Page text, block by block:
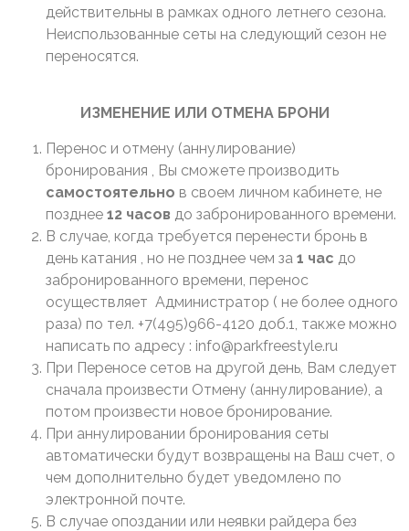
действительны в рамках одного летнего сезона.
Неиспользованные сеты на следующий сезон не
переносятся.
ИЗМЕНЕНИЕ ИЛИ ОТМЕНА БРОНИ
Перенос и отмену (аннулирование)
бронирования , Вы сможете производить
самостоятельно в своем личном кабинете, не
позднее 12 часов до забронированного времени.
В случае, когда требуется перенести бронь в
день катания , но не позднее чем за 1 час до
забронированного времени, перенос
осуществляет Администратор ( не более одного
раза) по тел. +7(495)966-4120 доб.1, также можно
написать по адресу : info@parkfreestyle.ru
При Переносе сетов на другой день, Вам следует
сначала произвести Отмену (аннулирование), а
потом произвести новое бронирование.
При аннулировании бронирования сеты
автоматически будут возвращены на Ваш счет, о
чем дополнительно будет уведомлено по
электронной почте.
В случае опоздании или неявки райдера без